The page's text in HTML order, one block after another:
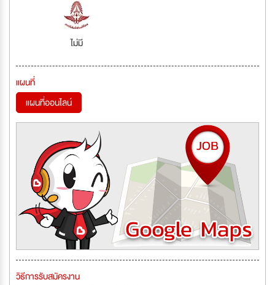
ไม่มี
แผนที่
แผนที่ออนไลน์
วิธีการรับสมัครงาน